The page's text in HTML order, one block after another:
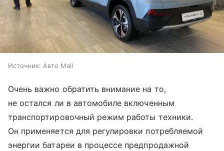
Источник: Авто Mail
Очень важно обратить внимание на то,
не остался ли в автомобиле включенным
транспортировочный режим работы техники.
Он применяется для регулировки потребляемой
энергии батареи в процессе предпродажной